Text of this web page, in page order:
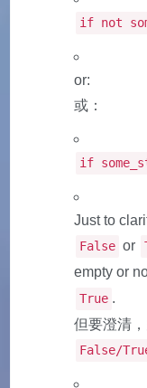
if not
or:
或：
if
Just to
False or
empty or
True .
但要澄清
False/